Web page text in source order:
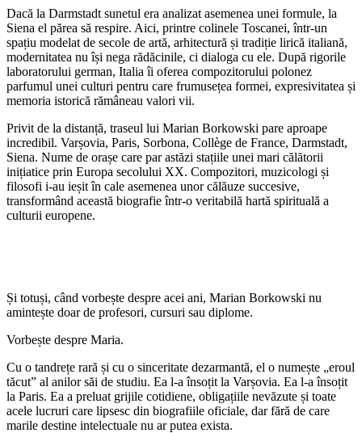
Dacă la Darmstadt sunetul era analizat asemenea unei formule, la
Siena el părea să respire. Aici, printre colinele Toscanei, într-un
spațiu modelat de secole de artă, arhitectură și tradiție lirică italiană,
modernitatea nu își nega rădăcinile, ci dialoga cu ele. După rigorile
laboratorului german, Italia îi oferea compozitorului polonez
parfumul unei culturi pentru care frumusețea formei, expresivitatea și
memoria istorică rămâneau valori vii.
Privit de la distanță, traseul lui Marian Borkowski pare aproape
incredibil. Varșovia, Paris, Sorbona, Collège de France, Darmstadt,
Siena. Nume de orașe care par astăzi stațiile unei mari călătorii
inițiatice prin Europa secolului XX. Compozitori, muzicologi și
filosofi i-au ieșit în cale asemenea unor călăuze succesive,
transformând această biografie într-o veritabilă hartă spirituală a
culturii europene.
Și totuși, când vorbește despre acei ani, Marian Borkowski nu
amintește doar de profesori, cursuri sau diplome.
Vorbește despre Maria.
Cu o tandrețe rară și cu o sinceritate dezarmantă, el o numește „eroul
tăcut” al anilor săi de studiu. Ea l-a însoțit la Varșovia. Ea l-a însoțit
la Paris. Ea a preluat grijile cotidiene, obligațiile nevăzute și toate
acele lucruri care lipsesc din biografiile oficiale, dar fără de care
marile destine intelectuale nu ar putea exista.